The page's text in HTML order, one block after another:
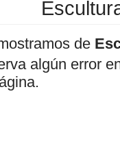
de
algún error